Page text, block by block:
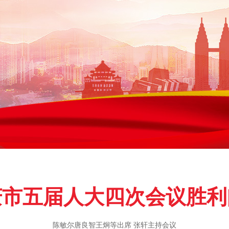
五届人大四次会议胜
陈敏尔唐良智王炯等出席 张轩主持会议